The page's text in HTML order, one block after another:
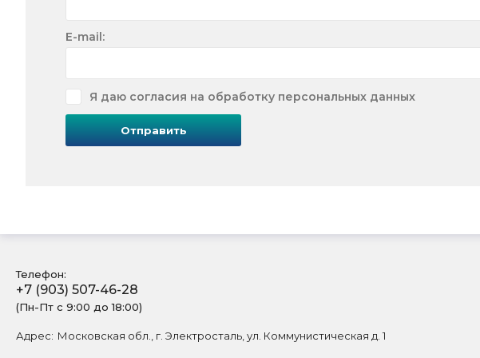
E-mail:
Я даю согласия на обработку персональных данных
Отправить
Телефон:
+7 (903) 507-46-28
(Пн-Пт с 9:00 до 18:00)
Адрес: Московская обл., г. Электросталь, ул. Коммунистическая д. 1